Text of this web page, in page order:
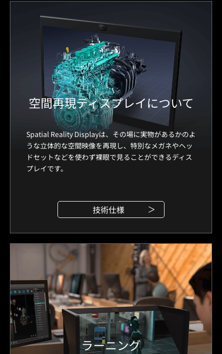
空間再現ディスプレイについて
Spatial Reality Displayは、その場に実物があるかのよ
うな立体的な空間映像を再現し、特別なメガネやヘッ
ドセットなどを使わず裸眼で見ることができるディス
プレイです。
技術仕様
ラーニング